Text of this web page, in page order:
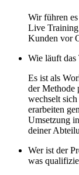
Wir führen
Live
Kunden vor
Wie läuft das
Es ist als
der Methode
wechselt
erarbeiten
Umsetzung
deiner
Wer ist der
was